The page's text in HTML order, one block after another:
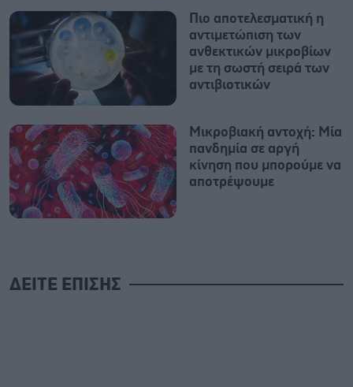
Πιο αποτελεσματική η
αντιμετώπιση των
ανθεκτικών μικροβίων
με τη σωστή σειρά των
αντιβιοτικών
Μικροβιακή αντοχή: Μία
πανδημία σε αργή
κίνηση που μπορούμε να
αποτρέψουμε
ΔΕΙΤΕ ΕΠΙΣΗΣ